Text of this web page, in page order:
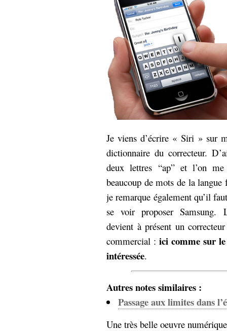
Je viens d’écrire « Siri » sur
dictionnaire du correcteur.
deux lettres “ap” et l’on
beaucoup de mots de la
je remarque également qu’il
se voir proposer Samsung.
devient à présent un
commercial : ici comme sur
intéressée.
Autres notes similaires :
Passage aux limites dans
Une très belle oeuvre